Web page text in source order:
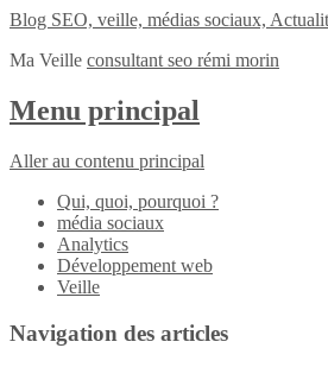
Blog SEO, veille, médias sociaux,
Ma Veille consultant seo rémi morin
Menu principal
Aller au contenu principal
Qui, quoi, pourquoi ?
média sociaux
Analytics
Développement web
Veille
Navigation des articles